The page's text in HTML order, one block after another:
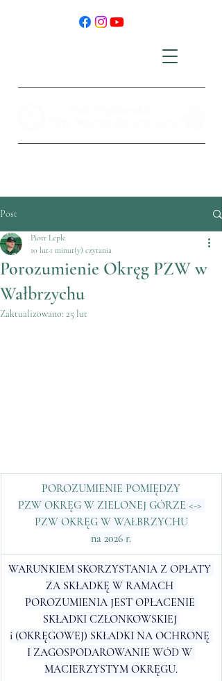
Post
Porozumienie Okręg PZW w
Wałbrzychu
Piotr Leple
10 lut 1 minut(y) czytania
Zaktualizowano: 25 lut
POROZUMIENIE POMIĘDZY
PZW OKRĘG W ZIELONEJ GÓRZE <->
PZW OKRĘG W WAŁBRZYCHU
na 2026 r.
WARUNKIEM SKORZYSTANIA Z OPŁATY
ZA SKŁADKĘ W RAMACH
POROZUMIENIA JEST OPŁACENIE
SKŁADKI CZŁONKOWSKIEJ
i (OKRĘGOWEJ) SKŁADKI NA OCHRONĘ
I ZAGOSPODAROWANIE WÓD W
MACIERZYSTYM OKRĘGU.